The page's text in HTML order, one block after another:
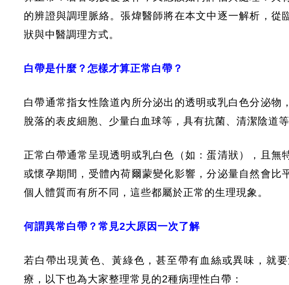
的辨證與調理脈絡。張煒醫師將在本文中逐一解析，從
狀與中醫調理方式。
白帶是什麼？怎樣才算正常白帶？
白帶通常指女性陰道內所分泌出的透明或乳白色分泌物
脫落的表皮細胞、少量白血球等，具有抗菌、清潔陰道
正常白帶通常呈現透明或乳白色（如：蛋清狀），且無
或懷孕期間，受體內荷爾蒙變化影響，分泌量自然會比
個人體質而有所不同，這些都屬於正常的生理現象。
何謂異常白帶？常見2大原因一次了解
若白帶出現黃色、黃綠色，甚至帶有血絲或異味，就
療，以下也為大家整理常見的2種病理性白帶：